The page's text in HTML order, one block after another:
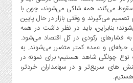
می‌کند، همه شاکی می‌شوند، چون با
می‌گیرند و وقتی بازار در حال پایین
بنابراین، باید در نظر داشت در همه
فشار‌های رکودی در کل اقتصاد می‌شود.
حرفه‌ای و عمده کمتر متضرر می‌شوند. به
نوع چولگی شاهد هستیم؛ برای نمونه در
های سریع‌تر و در سهامداران خردتر،